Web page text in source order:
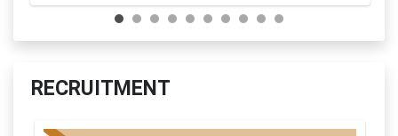
RECRUITMENT